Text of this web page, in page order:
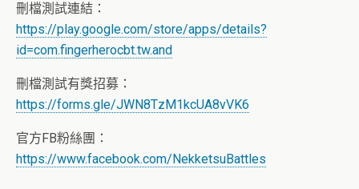
刪檔測試連結：
https://play.google.com/store/apps/details?
id=com.fingerherocbt.tw.and
刪檔測試有獎招募：
https://forms.gle/JWN8TzM1kcUA8vVK6
官方FB粉絲團：
https://www.facebook.com/NekketsuBattles